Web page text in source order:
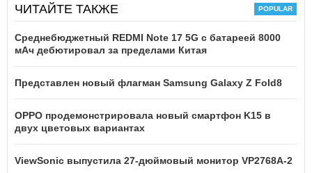
ЧИТАЙТЕ ТАКЖЕ
Среднебюджетный REDMI Note 17 5G с батареей 8000
мАч дебютировал за пределами Китая
Представлен новый флагман Samsung Galaxy Z Fold8
OPPO продемонстрировала новый смартфон K15 в
двух цветовых вариантах
ViewSonic выпустила 27-дюймовый монитор VP2768A-2